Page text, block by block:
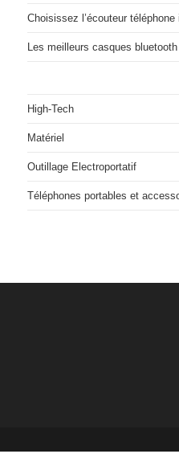
Choisissez l’écouteur
Les meilleurs casques
High-Tech
Matériel
Outillage Electroportatif
Téléphones portables et